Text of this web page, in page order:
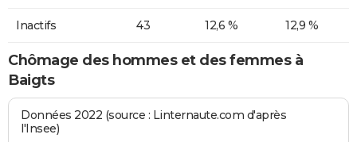
Inactifs 43 12,6 % 12,9 %
Chômage des hommes et des femmes à
Baigts
Données 2022 (source : Linternaute.com d'après
l'Insee)